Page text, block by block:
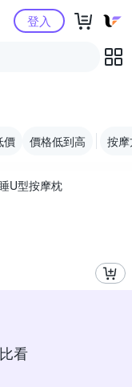
中心登入
價 價格低到高 按
U型按摩枕
看